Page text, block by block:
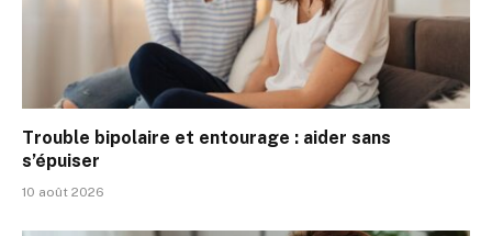
Trouble bipolaire et entourage : aider sans
s’épuiser
10 août 2026